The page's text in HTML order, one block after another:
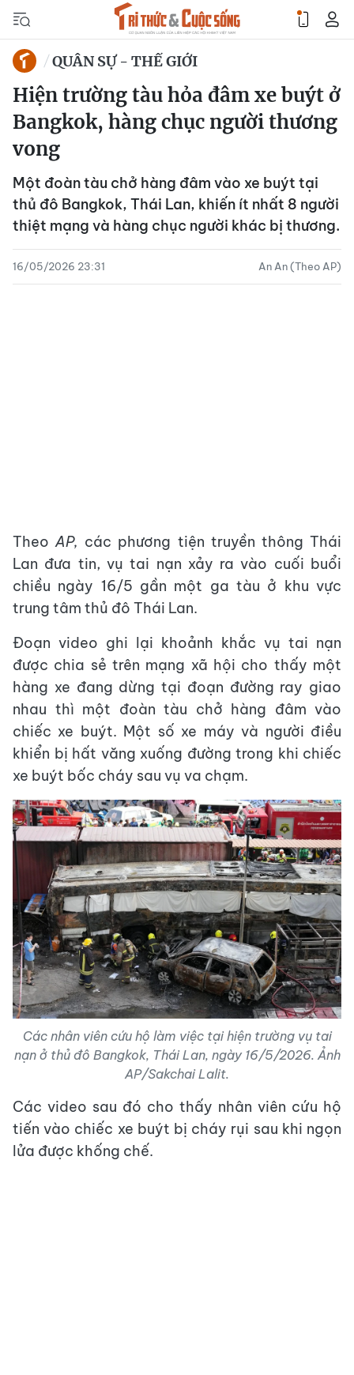
QUÂN SỰ - THẾ GIỚI
Hiện trường tàu hỏa đâm xe buýt ở
Bangkok, hàng chục người thương
vong
Một đoàn tàu chở hàng đâm vào xe buýt tại
thủ đô Bangkok, Thái Lan, khiến ít nhất 8 người
thiệt mạng và hàng chục người khác bị thương.
16/05/2026 23:31 An An (Theo AP)
TheoAP, các phương tiện truyền thông Thái
Lan đưa tin, vụ tai nạn xảy ra vào cuối buổi
chiều ngày 16/5 gần một ga tàu ở khu vực
trung tâm thủ đô Thái Lan.
Đoạn video ghi lại khoảnh khắc vụ tai nạn
được chia sẻ trên mạng xã hội cho thấy một
hàng xe đang dừng tại đoạn đường ray giao
nhau thì một đoàn tàu chở hàng đâm vào
chiếc xe buýt. Một số xe máy và người điều
khiển bị hất văng xuống đường trong khi chiếc
xe buýt bốc cháy sau vụ va chạm.
Các nhân viên cứu hộ làm việc tại hiện trường vụ tai
nạn ở thủ đô Bangkok, Thái Lan, ngày 16/5/2026. Ảnh
AP/Sakchai Lalit.
Các video sau đó cho thấy nhân viên cứu hộ
tiến vào chiếc xe buýt bị cháy rụi sau khi ngọn
lửa được khống chế.